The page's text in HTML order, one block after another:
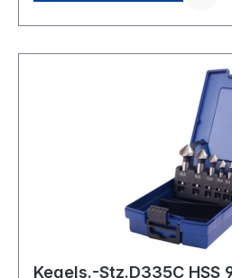
Kegels.-Stz.D335C HSS